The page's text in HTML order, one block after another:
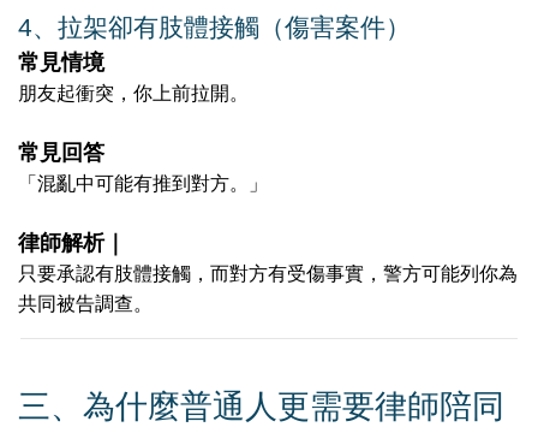
4️、 拉架卻有肢體接觸（傷害案件）
常見情境
朋友起衝突，你上前拉開。
常見回答
「混亂中可能有推到對方。」
律師解析｜
只要承認有肢體接觸，而對方有受傷事實，警方可能列你為
共同被告調查。
三、為什麼普通人更需要律師陪同